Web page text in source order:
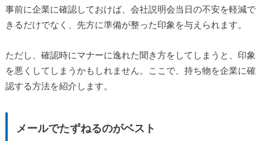
事前に企業に確認しておけば、会社説明会当日の不安を軽減で
きるだけでなく、先方に準備が整った印象を与えられます。
ただし、確認時にマナーに逸れた聞き方をしてしまうと、印象
を悪くしてしまうかもしれません。ここで、持ち物を企業に確
認する方法を紹介します。
メールでたずねるのがベスト